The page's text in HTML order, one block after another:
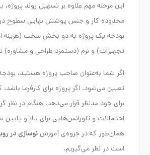
این مرحله مهم علاوه بر تسهیل روند پروژه،
محدوده کار و جنس پوشش نهایی سطوح در
بودجه یک پروژه به دو بخش سخت (هزینه
تجهیزات) و نرم (دستمزد طراحی و
اگر شما به‌عنوان صاحب پروژه هستید،
تعیین می‌شود. اگر پروژه برای کارفرما
برای خود مدنظر قرار می‌دهد. هنگام در نظر
احتمالات و تلورانس‌هایی برای بالا و
همان‌طور که در جزوه‌ی آموزشنوسازی در
است در نظر می‌گیریم.